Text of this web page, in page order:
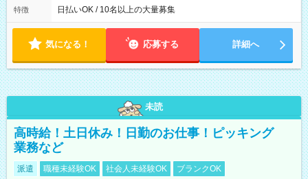
特徴 日払いOK / 10名以上の大量募集
気になる！ 応募する 詳細へ
未読
高時給！土日休み！日勤のお仕事！ピッキング
業務など
派遣 職種未経験OK 社会人未経験OK
ブランクOK